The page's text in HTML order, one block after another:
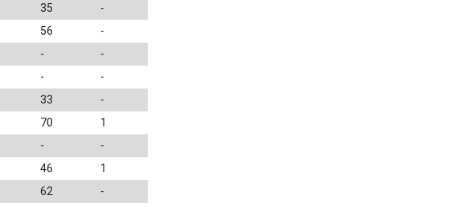
35
-
56
-
-
-
-
-
33
-
70
1
-
-
46
1
62 -